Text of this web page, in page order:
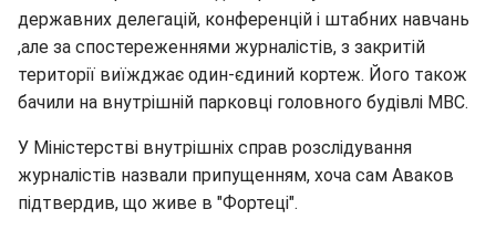
державних делегацій, конференцій і штабних навчань
,але за спостереженнями журналістів, з закритій
території виїжджає один-єдиний кортеж. Його також
бачили на внутрішній парковці головного будівлі МВС.
У Міністерстві внутрішніх справ розслідування
журналістів назвали припущенням, хоча сам Аваков
підтвердив, що живе в "Фортеці".